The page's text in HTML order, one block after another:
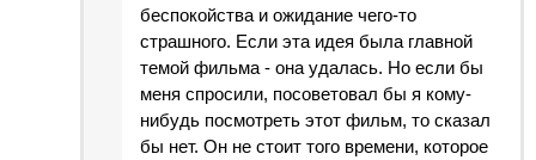
беспокойства и ожидание чего-то
страшного. Если эта идея была главной
темой фильма - она удалась. Но если бы
меня спросили, посоветовал бы я кому-
нибудь посмотреть этот фильм, то сказал
бы нет. Он не стоит того времени, которое